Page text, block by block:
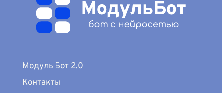
Модуль Бот 2.0
Контакты